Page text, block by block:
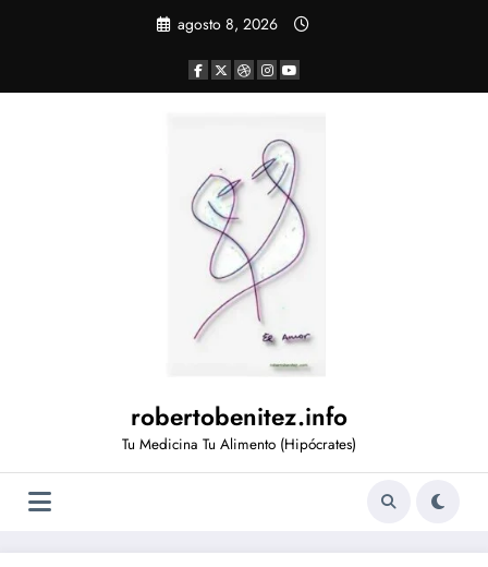
agosto 8, 2026
robertobenitez.info
Tu Medicina Tu Alimento (Hipócrates)